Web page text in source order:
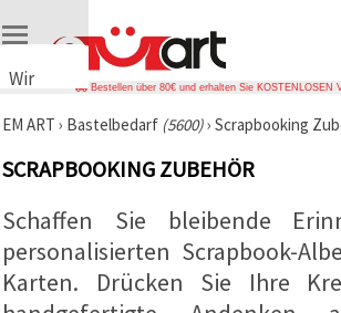
Wir
Cookies
verwenden
und
ähnliche
Technologien,
um den
Betrieb
Bestellen über 80€ und erhalten Sie KOSTENLOSEN
EM ART › Bastelbedarf (5600)› Scrapbooking
SCRAPBOOKING ZUBEHÖR
Schaffen Sie bleibende
personalisierten Scrapbook-
Karten. Drücken Sie Ihre